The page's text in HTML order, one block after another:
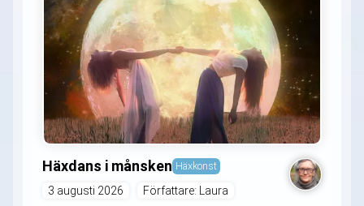
Häxdans i månsken Häxkonst
3 augusti 2026 Författare: Laura